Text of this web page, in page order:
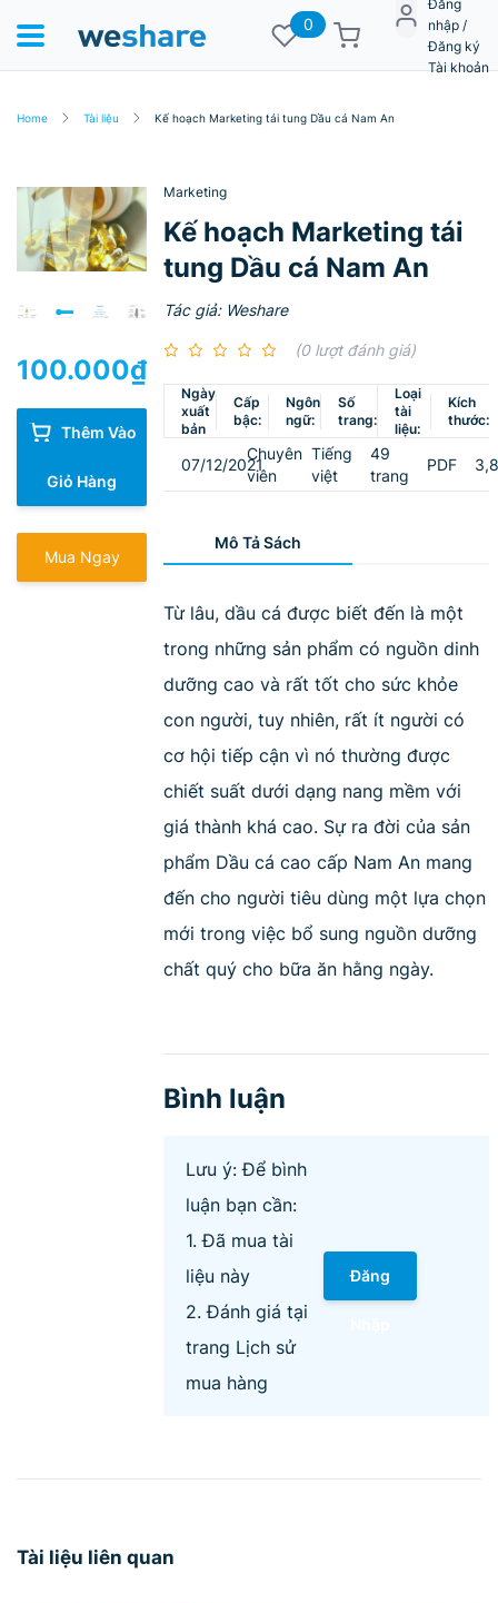
0
Đăng
nhập /
Đăng ký
Tài khoản
Home Tài liệu Kế hoạch Marketing tái tung Dầu cá Nam An
100.000₫
Thêm Vào
Giỏ Hàng
Mua Ngay
Marketing
Kế hoạch Marketing tái
tung Dầu cá Nam An
Tác giả: Weshare
(0 lượt đánh giá)
Ngày
xuất
bản
Cấp
bậc:
Ngôn
ngữ:
Số
trang:
Loại
tài
liệu:
Kích
thước:
07/12/2021
Chuyên
viên
Tiếng
việt
49
trang
PDF
Mô Tả Sách
Từ lâu, dầu cá được biết đến là một
trong những sản phẩm có nguồn dinh
dưỡng cao và rất tốt cho sức khỏe
con người, tuy nhiên, rất ít người có
cơ hội tiếp cận vì nó thường được
chiết suất dưới dạng nang mềm với
giá thành khá cao. Sự ra đời của sản
phẩm Dầu cá cao cấp Nam An mang
đến cho người tiêu dùng một lựa chọn
mới trong việc bổ sung nguồn dưỡng
chất quý cho bữa ăn hằng ngày.
Bình luận
Lưu ý: Để bình
luận bạn cần:
1. Đã mua tài
liệu này
2. Đánh giá tại
trang Lịch sử
mua hàng
Đăng
Tài liệu liên quan